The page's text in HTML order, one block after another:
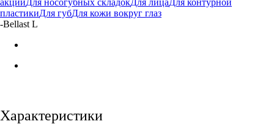
пластикиДля губДля кожи вокруг глаз
-Bellast L
Характеристики